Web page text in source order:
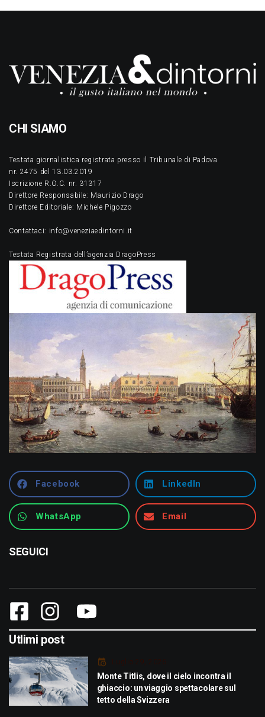
CHI SIAMO
Testata giornalistica registrata presso il Tribunale di Padova
nr. 2475 del 13.03.2019
Iscrizione R.O.C. nr. 31317
Direttore Responsabile: Maurizio Drago
Direttore Editoriale: Michele Pigozzo
Contattaci: info@veneziaedintorni.it
Testata Registrata dell’agenzia DragoPress
Facebook LinkedIn
WhatsApp Email
SEGUICI
Utlimi post
Luglio 29, 2026
Monte Titlis, dove il cielo incontra il
ghiaccio: un viaggio spettacolare sul
tetto della Svizzera